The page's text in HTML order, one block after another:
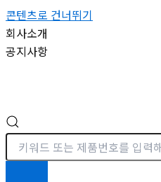
콘텐츠로 건너뛰기
회사소개
공지사항